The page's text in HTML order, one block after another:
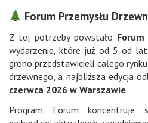
Forum Przemysłu
Z tej potrzeby powstało Forum
wydarzenie, które już od 5 od
grono przedstawicieli całego
drzewnego, a najbliższa edycja
czerwca 2026 w Warszawie.
Program Forum koncentruje